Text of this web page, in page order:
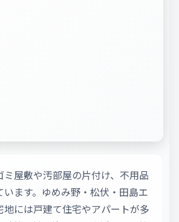
屋敷や汚部屋の片付け、不用品
います。ゆめみ野・松伏・田島エ
地には戸建て住宅やアパートが多